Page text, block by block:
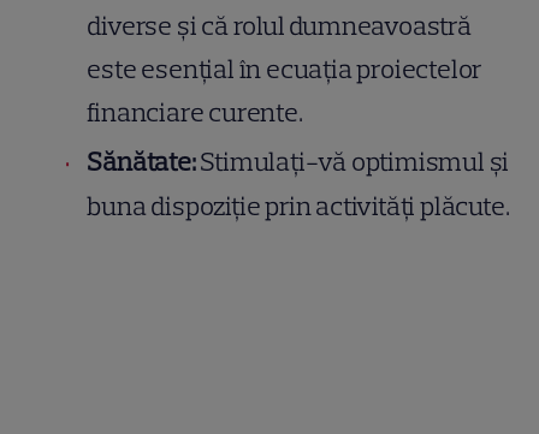
diverse și că rolul dumneavoastră
este esențial în ecuația proiectelor
financiare curente.
Sănătate:Stimulați-vă optimismul și
buna dispoziție prin activități plăcute.